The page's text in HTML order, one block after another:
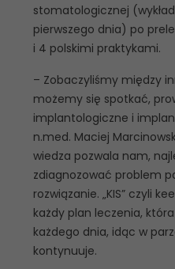
stomatologicznej
pierwszego dnia) po
i 4 polskimi praktykami.
– Zobaczyliśmy między
możemy się spotkać,
implantologiczne i
n.med. Maciej
wiedza pozwala nam,
zdiagnozować problem
rozwiązanie. „KIS” czyli
każdy plan leczenia,
każdego dnia, idąc w
kontynuuje.